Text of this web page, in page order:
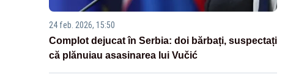
24 feb. 2026, 15:50
Complot dejucat în Serbia: doi bărbați, suspectați
că plănuiau asasinarea lui Vučić